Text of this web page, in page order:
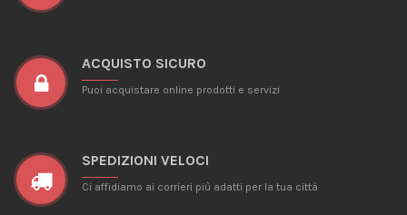
ACQUISTO SICURO
Puoi acquistare online prodotti e servizi
SPEDIZIONI VELOCI
Ci affidiamo ai corrieri più adatti per la tua città